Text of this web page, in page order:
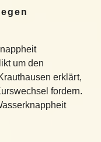
um den
erklärt,
fordern.